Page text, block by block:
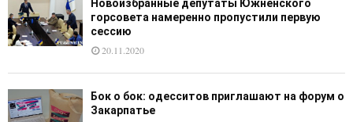
Новоизбранные депутаты Южненского
горсовета намеренно пропустили первую
сессию
20.11.2020
Бок о бок: одесситов приглашают на форум о
Закарпатье